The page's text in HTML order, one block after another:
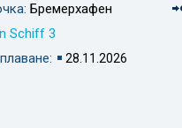
Бремерхафен
Schiff 3
28.11.2026